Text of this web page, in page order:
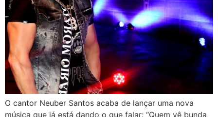
O cantor Neuber Santos acaba de lançar uma nova
música que já está dando o que falar: “Quem vê bunda,